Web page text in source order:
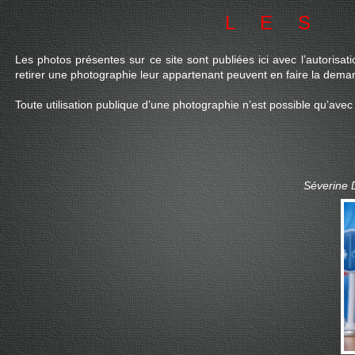
Les photos présentes sur ce site sont publiées ici avec
retirer une photographie leur appartenant peuvent en faire la
Toute utilisation publique d’une photographie n’est possible
LES
Séverine